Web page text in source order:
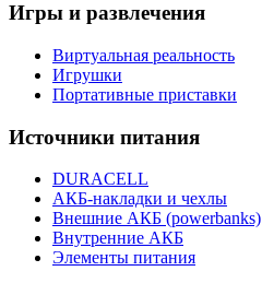
Игры и развлечения
Виртуальная реальность
Игрушки
Портативные приставки
Источники питания
DURACELL
АКБ-накладки и чехлы
Внешние АКБ (powerbanks)
Внутренние АКБ
Элементы питания